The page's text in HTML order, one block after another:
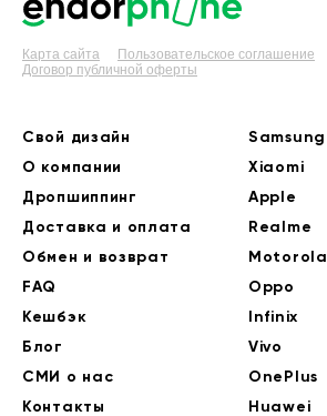
Карта сайта
Пользовательское соглашение
Договор публичной оферты
Свой дизайн
О компании
Дропшиппинг
Доставка и оплата
Обмен и возврат
FAQ
Кешбэк
Блог
СМИ о нас
Контакты
Samsung
Xiaomi
Apple
Realme
Motorola
Oppo
Infinix
Vivo
OnePlus
Huawei